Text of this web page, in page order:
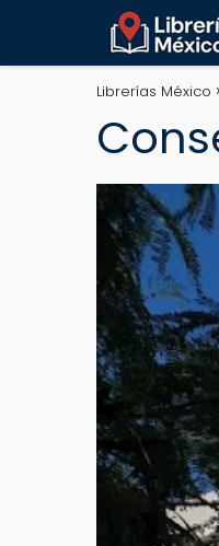
Librerías México